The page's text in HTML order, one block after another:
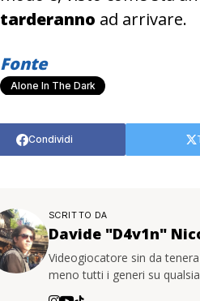
tarderanno ad arrivare.
Fonte
Alone In The Dark
Condividi
SCRITTO DA
Davide "D4v1n"
Videogiocatore sin da
meno tutti i generi su